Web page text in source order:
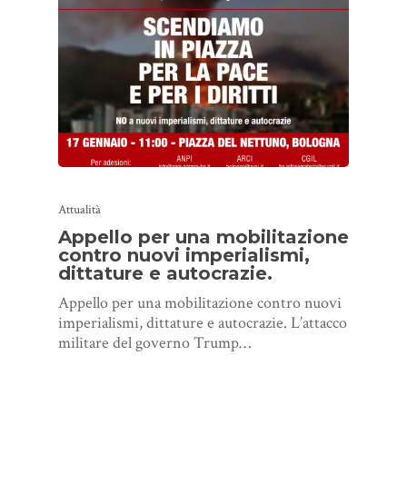
Attualità
Appello per una mobilitazione
contro nuovi imperialismi,
dittature e autocrazie.
Appello per una mobilitazione contro nuovi
imperialismi, dittature e autocrazie. L’attacco
militare del governo Trump…